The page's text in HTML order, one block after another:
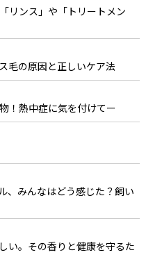
リンス」や「トリートメン
毛の原因と正しいケア法
！熱中症に気を付けてー
、みんなはどう感じた？飼い
い。その香りと健康を守るた